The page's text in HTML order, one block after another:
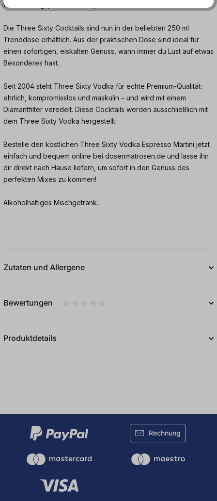
für unterwegs, den nicht verpassen solltest!
Die Three Sixty Cocktails sind nun in der beliebten 250 ml
Trenddose erhältlich. Aus der praktischen Dose sind ideal für
einen sofortigen, eiskalten Genuss, wann immer du Lust auf etwas
Besonderes hast.
Seit 2004 steht Three Sixty Vodka für echte Premium-Qualität:
ehrlich, kompromisslos und maskulin – und wird mit einem
Diamantfilter veredelt. Diese Cocktails werden ausschließlich mit
dem Three Sixty Vodka hergestellt.
Bestelle den köstlichen Three Sixty Vodka Espresso Martini jetzt
einfach und bequem online bei dosenmatrosen.de und lasse ihn
dir direkt nach Hause liefern, um sofort in den Genuss des
perfekten Mixes zu kommen!
Alkoholhaltiges Mischgetränk.
Zutaten und Allergene
Bewertungen
Produktdetails
Rechnung